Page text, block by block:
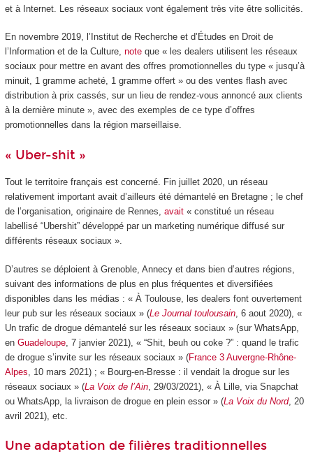
et à Internet. Les réseaux sociaux vont également très vite être sollicités.
En novembre 2019, l’Institut de Recherche et d’Études en Droit de
l’Information et de la Culture, noteque « les dealers utilisent les réseaux
sociaux pour mettre en avant des offres promotionnelles du type « jusqu’à
minuit, 1 gramme acheté, 1 gramme offert » ou des ventes flash avec
distribution à prix cassés, sur un lieu de rendez-vous annoncé aux clients
à la dernière minute », avec des exemples de ce type d’offres
promotionnelles dans la région marseillaise.
« Uber-shit »
Tout le territoire français est concerné. Fin juillet 2020, un réseau
relativement important avait d’ailleurs été démantelé en Bretagne ; le chef
de l’organisation, originaire de Rennes, avait« constitué un réseau
labellisé “Ubershit” développé par un marketing numérique diffusé sur
différents réseaux sociaux ».
D’autres se déploient à Grenoble, Annecy et dans bien d’autres régions,
suivant des informations de plus en plus fréquentes et diversifiées
disponibles dans les médias : « À Toulouse, les dealers font ouvertement
leur pub sur les réseaux sociaux » (Le Journal toulousain, 6 aout 2020), «
Un trafic de drogue démantelé sur les réseaux sociaux » (sur WhatsApp,
en Guadeloupe, 7 janvier 2021), « “Shit, beuh ou coke ?” : quand le trafic
de drogue s’invite sur les réseaux sociaux » (France 3 Auvergne-Rhône-
Alpes , 10 mars 2021) ; « Bourg-en-Bresse : il vendait la drogue sur les
réseaux sociaux » (La Voix de l’Ain, 29/03/2021), « À Lille, via Snapchat
ou WhatsApp, la livraison de drogue en plein essor » (La Voix du Nord, 20
avril 2021), etc.
Une adaptation de filières traditionnelles